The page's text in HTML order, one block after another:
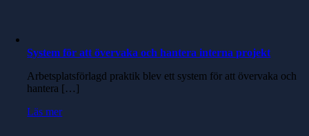
System för att övervaka och hantera interna projekt
Arbetsplatsförlagd praktik blev ett system för att övervaka och
hantera […]
Läs mer